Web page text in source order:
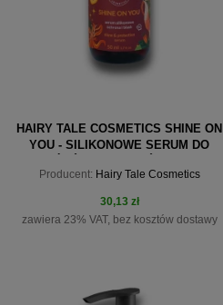
HAIRY TALE COSMETICS SHINE ON
YOU - SILIKONOWE SERUM DO
Producent: Hairy Tale Cosmetics
30,13 zł
zawiera 23% VAT, bez kosztów dostawy